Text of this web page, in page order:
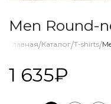
Men Round-
Главная/Каталог/T-shirts/
1 635₽